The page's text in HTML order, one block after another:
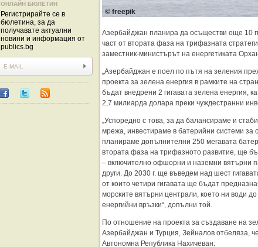
ОНЛАЙН БЮЛЕТИН
Регистрирайте се в
бюлетина, за да
получавате актуални
новини и информация от
publics.bg
© freepik
Азербайджан планира да осъществи още 10
част от втората фаза на трифазната
заместник-министърът на енергетиката
„Азербайджан е поел по пътя на зеления
проекта за зелена енергия в рамките на
бъдат внедрени 2 гигавата зелена енергия,
2,7 милиарда долара преки чуждестранни
„Успоредно с това, за да балансираме и
мрежа, инвестираме в батерийни системи за
планираме допълнителни 250 мегавата
втората фаза на трифазното развитие, ще
– включително офшорни и наземни вятърни
други. До 2030 г. ще въведем над шест
от които четири гигавата ще бъдат
морските вятърни централи, което ни води
енергийни връзки“, допълни той.
По отношение на проекта за създаване на
Азербайджан и Турция, Зейналов отбеляза,
Автономна Република Нахичеван: